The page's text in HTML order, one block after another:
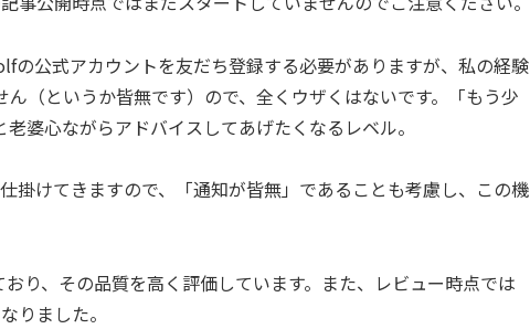
の公式アカウントを友だち登録する必要がありますが、私の経験
（というか皆無です）ので、全くウザくはないです。「もう少
婆心ながらアドバイスしてあげたくなるレベル。
掛けてきますので、「通知が皆無」であることも考慮し、この機
り、その品質を高く評価しています。また、レビュー時点では
りました。